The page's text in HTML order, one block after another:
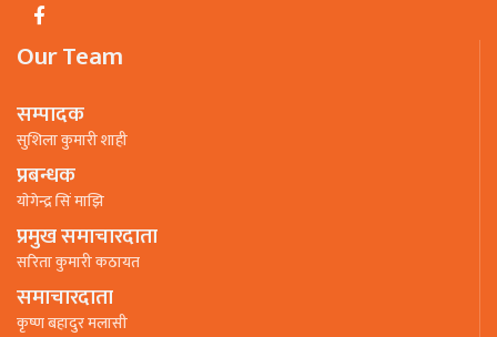
Our Team
सम्पादक
सुशिला कुमारी शाही
प्रबन्धक
याेगेन्द्र सिं माझि
प्रमुख समाचारदाता
सरिता कुमारी कठायत
समाचारदाता
कृष्ण बहादुर मलासी